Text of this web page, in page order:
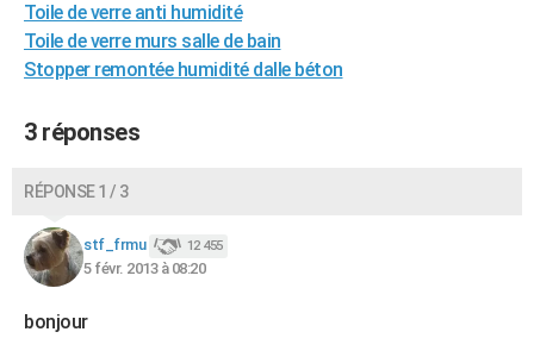
Carte de Noël
Carte Bonne année
Carte Saint-Valentin
Carte Pâques
Carte d'anniversaire
DICTIONNAIRE
Dictionnaire
Biographies
Citations
Expressions
Proverbes
PROGRAMME TV
COPAINS D'AVANT
AVIS DE DÉCÈS
FORUM
Bricolage
Lifestyle
Culture
Sport
Auto
Television
Voyage
Cinema
Toile de verre anti humidité
Toile de verre murs salle de bain
Stopper remontée humidité dalle béton
3 réponses
RÉPONSE 1 / 3
stf_frmu 12 455
5 févr. 2013 à 08:20
bonjour